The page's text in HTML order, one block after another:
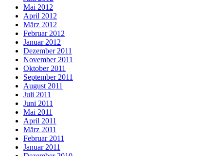
Mai 2012
April 2012
März 2012
Februar 2012
Januar 2012
Dezember 2011
November 2011
Oktober 2011
September 2011
August 2011
Juli 2011
Juni 2011
Mai 2011
April 2011
März 2011
Februar 2011
Januar 2011